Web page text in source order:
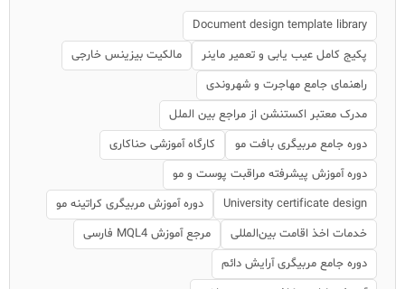
Document design template library
پکیج کامل عیب یابی و تعمیر ماینر
مالکیت بیزینس خارجی
راهنمای جامع مهاجرت و شهروندی
مدرک معتبر اکستنشن از مراجع بین الملل
دوره جامع مربیگری بافت مو
کارگاه آموزشی حنا‌کاری
دوره آموزش پیشرفته مراقبت پوست و مو
University certificate design
دوره آموزش مربیگری کراتینه مو
خدمات اخذ اقامت بین‌المللی
مرجع آموزش MQL4 فارسی
دوره جامع مربیگری آرایش دائم